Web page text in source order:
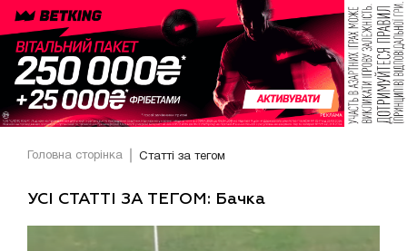
Головна сторінка Статті за тегом
УСІ СТАТТІ ЗА ТЕГОМ: Бачка